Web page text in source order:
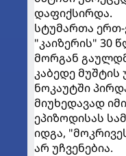
დაფიქსირდა.
სტუმართა
"კაიზერის" 30
მორგან
კაბედე
ნოკაუტში
მიუხედავად
ეპიზოდისას
იდგა,
არ უჩვენებია.